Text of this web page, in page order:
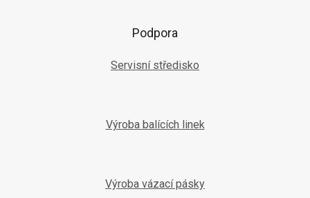
Podpora
Servisní středisko
Výroba balících linek
Výroba vázací pásky